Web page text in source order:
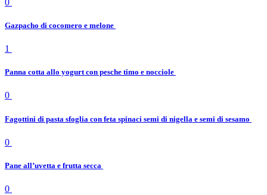
Gazpacho di cocomero e melone
1
Panna cotta allo yogurt con pesche timo e nocciole
0
Fagottini di pasta sfoglia con feta spinaci semi di nigella e semi di sesamo
0
Pane all’uvetta e frutta secca
0